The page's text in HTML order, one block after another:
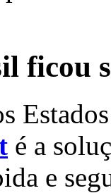
ficou
é a
e